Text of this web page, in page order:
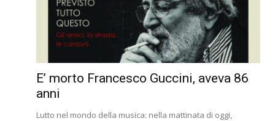
E’ morto Francesco Guccini, aveva 86
anni
Lutto nel mondo della musica: nella mattinata di oggi,